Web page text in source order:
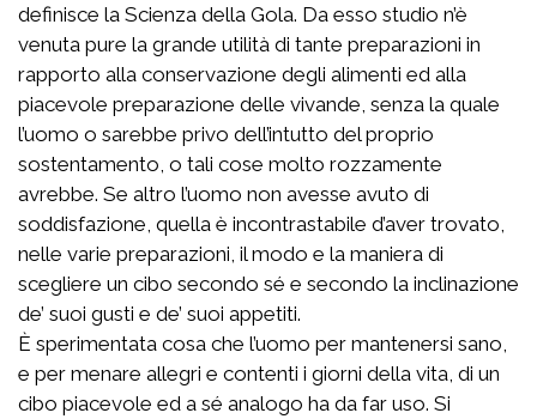
definisce la Scienza della Gola. Da esso studio n’è
venuta pure la grande utilità di tante preparazioni in
rapporto alla conservazione degli alimenti ed alla
piacevole preparazione delle vivande, senza la quale
l’uomo o sarebbe privo dell’intutto del proprio
sostentamento, o tali cose molto rozzamente
avrebbe. Se altro l’uomo non avesse avuto di
soddisfazione, quella è incontrastabile d’aver trovato,
nelle varie preparazioni, il modo e la maniera di
scegliere un cibo secondo sé e secondo la inclinazione
de’ suoi gusti e de’ suoi appetiti.
È sperimentata cosa che l’uomo per mantenersi sano,
e per menare allegri e contenti i giorni della vita, di un
cibo piacevole ed a sé analogo ha da far uso. Si